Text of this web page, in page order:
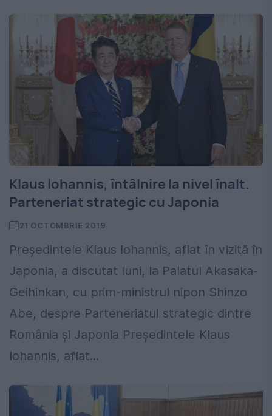
Klaus Iohannis, întâlnire la nivel înalt.
Parteneriat strategic cu Japonia
21 OCTOMBRIE 2019
Preşedintele Klaus Iohannis, aflat în vizită în
Japonia, a discutat luni, la Palatul Akasaka-
Geihinkan, cu prim-ministrul nipon Shinzo
Abe, despre Parteneriatul strategic dintre
România şi Japonia Preşedintele Klaus
Iohannis, aflat...